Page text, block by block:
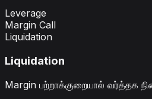
Leverage
Margin Call
Liquidation
Liquidation
Margin பற்றாக்குறையால் வர்த்தக